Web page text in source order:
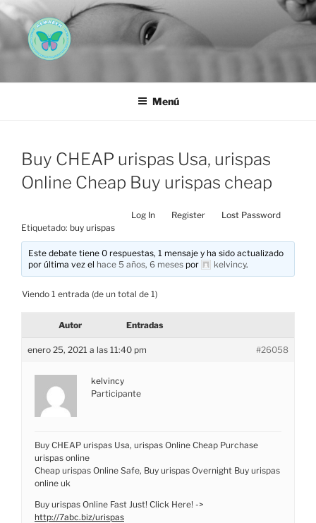
Saltar
al
contenido
AEMAREH
Menú
Buy CHEAP urispas Usa, urispas
Online Cheap Buy urispas cheap
Log In Register
Lost Password
Etiquetado: buy urispas
Este debate tiene 0 respuestas, 1 mensaje y ha sido actualizado
por última vez el hace 5 años, 6 meses por kelvincy.
Viendo 1 entrada (de un total de 1)
Autor Entradas
enero 25, 2021 a las 11:40 pm #26058
kelvincy
Participante
Buy CHEAP urispas Usa, urispas Online Cheap Purchase
urispas online
Cheap urispas Online Safe, Buy urispas Overnight Buy urispas
online uk
Buy urispas Online Fast Just! Click Here! ->
http://7abc.biz/urispas